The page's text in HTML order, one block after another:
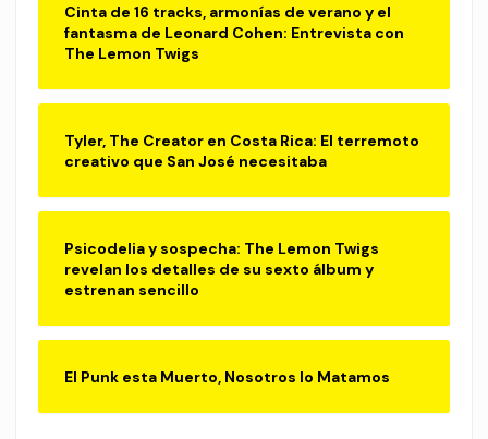
Cinta de 16 tracks, armonías de verano y el
fantasma de Leonard Cohen: Entrevista con
The Lemon Twigs
Tyler, The Creator en Costa Rica: El terremoto
creativo que San José necesitaba
Psicodelia y sospecha: The Lemon Twigs
revelan los detalles de su sexto álbum y
estrenan sencillo
El Punk esta Muerto, Nosotros lo Matamos